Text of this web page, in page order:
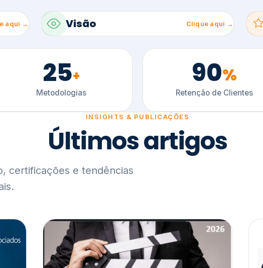
aqui → Visão Clique aqui →
25+
Metodologias
90%
Retenção de Clientes
INSIGHTS & PUBLICAÇÕES
Últimos artigos
certificações e tendências